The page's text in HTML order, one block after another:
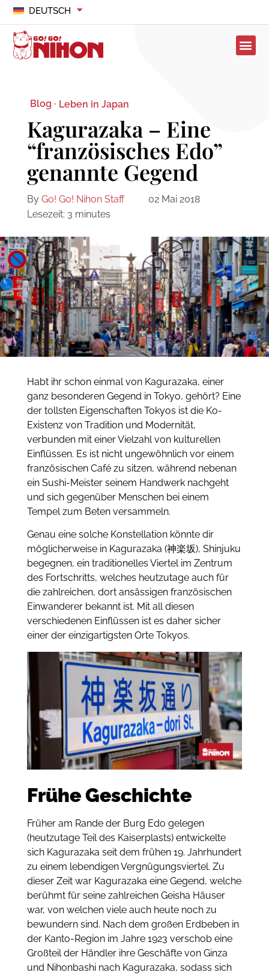
DEUTSCH
Blog · Leben in Japan
Kagurazaka – Eine
“französisches Edo”
genannte Gegend
By Go! Go! Nihon Staff
02 Mai 2018
Lesezeit: 3 minutes
Habt ihr schon einmal von Kagurazaka, einer
ganz besonderen Gegend in Tokyo, gehört? Eine
der tollsten Eigenschaften Tokyos ist die Ko-
Existenz von Tradition und Modernität,
verbunden mit einer Vielzahl von kulturellen
Einflüssen. Es ist nicht ungewöhnlich vor einem
französischen Café zu sitzen, während nebenan
ein Sushi-Meister seinem Handwerk nachgeht
und sich gegenüber Menschen bei einem
Tempel zum Beten versammeln.
Genau eine solche Konstellation könnte dir
möglicherweise in Kagurazaka (神楽坂), Shinjuku
begegnen, ein traditionelles Viertel im Zentrum
des Fortschritts, welches heutzutage auch für
die zahlreichen, dort ansässigen französischen
Einwanderer bekannt ist. Mit all diesen
verschiedenen Einflüssen ist es daher sicher
einer der einzigartigsten Orte Tokyos.
Frühe Geschichte
Früher am Rande der Burg Edo gelegen
(heutzutage Teil des Kaiserplasts) entwickelte
sich Kagurazaka seit dem frühen 19. Jahrhundert
zu einem lebendigen Vergnügungsviertel. Zu
dieser Zeit war Kagurazaka eine Gegend, welche
berühmt für seine zahlreichen Geisha Häuser
war, von welchen viele auch heute noch zu
bewundern sind. Nach dem großen Erdbeben in
der Kanto-Region im Jahre 1923 verschob eine
Großteil der Händler ihre Geschäfte von Ginza
und Nihonbashi nach Kagurazaka, sodass sich